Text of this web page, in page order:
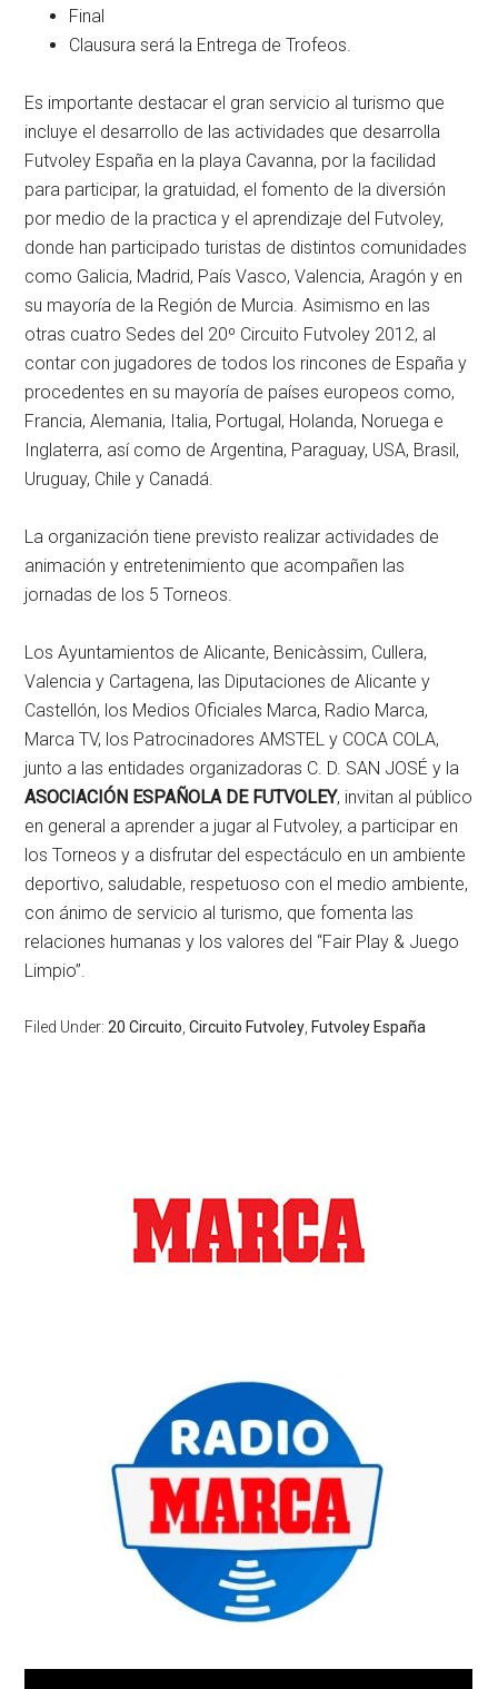
Final
Clausura será la Entrega de Trofeos.
Es importante destacar el gran servicio al turismo que
incluye el desarrollo de las actividades que desarrolla
Futvoley España en la playa Cavanna, por la facilidad
para participar, la gratuidad, el fomento de la diversión
por medio de la practica y el aprendizaje del Futvoley,
donde han participado turistas de distintos comunidades
como Galicia, Madrid, País Vasco, Valencia, Aragón y en
su mayoría de la Región de Murcia. Asimismo en las
otras cuatro Sedes del 20º Circuito Futvoley 2012, al
contar con jugadores de todos los rincones de España y
procedentes en su mayoría de países europeos como,
Francia, Alemania, Italia, Portugal, Holanda, Noruega e
Inglaterra, así como de Argentina, Paraguay, USA, Brasil,
Uruguay, Chile y Canadá.
La organización tiene previsto realizar actividades de
animación y entretenimiento que acompañen las
jornadas de los 5 Torneos.
Los Ayuntamientos de Alicante, Benicàssim, Cullera,
Valencia y Cartagena, las Diputaciones de Alicante y
Castellón, los Medios Oficiales Marca, Radio Marca,
Marca TV, los Patrocinadores AMSTEL y COCA COLA,
junto a las entidades organizadoras C. D. SAN JOSÉ y la
ASOCIACIÓN ESPAÑOLA DE FUTVOLEY, invitan al público
en general a aprender a jugar al Futvoley, a participar en
los Torneos y a disfrutar del espectáculo en un ambiente
deportivo, saludable, respetuoso con el medio ambiente,
con ánimo de servicio al turismo, que fomenta las
relaciones humanas y los valores del “Fair Play & Juego
Limpio”.
Filed Under:20 Circuito ,Circuito Futvoley Futvoley España